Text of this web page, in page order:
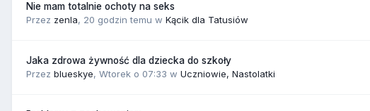
Nie mam totalnie ochoty na seks
Przez zenla, 20 godzin temu w Kącik dla Tatusiów
Jaka zdrowa żywność dla dziecka do szkoły
Przez blueskye, Wtorek o 07:33 w Uczniowie, Nastolatki